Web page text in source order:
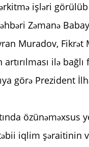
işləri
Zəmanə
Muradov, Fikrət
artırılması ilə
görə Prezident
iqlim şəraitinin